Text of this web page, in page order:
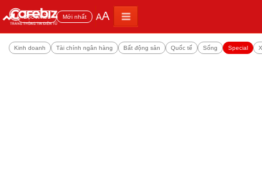
Đọc nhiều Mới nhất AA
Kinh doanh Tài chính ngân hàng Bất động sản Quốc tế Sống Special